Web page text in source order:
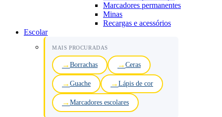
Marcadores permanentes
Minas
Recargas e acessórios
Escolar
MAIS PROCURADAS
Borrachas Ceras
Guache Lápis de cor
Marcadores escolares